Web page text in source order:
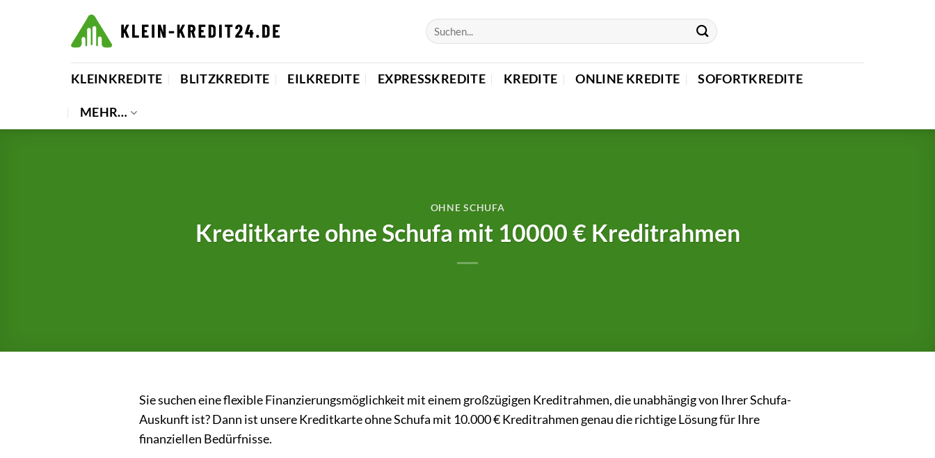
KLEINKREDITE BLITZKREDITE EILKREDITE EXPRESSKREDITE KREDITE ONLINE KREDITE SOFORTKREDITE
MEHR…
OHNE SCHUFA
Kreditkarte ohne Schufa mit 10000 € Kreditrahmen
Sie suchen eine flexible Finanzierungsmöglichkeit mit einem großzügigen Kreditrahmen, die unabhängig von Ihrer Schufa-
Auskunft ist? Dann ist unsere Kreditkarte ohne Schufa mit 10.000 € Kreditrahmen genau die richtige Lösung für Ihre
finanziellen Bedürfnisse.